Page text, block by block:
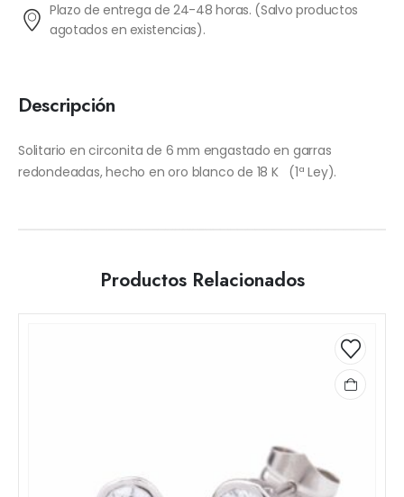
Plazo de entrega de 24-48 horas. (Salvo productos
agotados en existencias).
Descripción
Solitario en circonita de 6 mm engastado en garras
redondeadas, hecho en oro blanco de 18 K (1ª Ley).
Productos Relacionados